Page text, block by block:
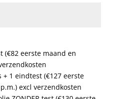
(€82 eerste maand en
+ 1 eindtest (€127 eerste
excl verzendkosten